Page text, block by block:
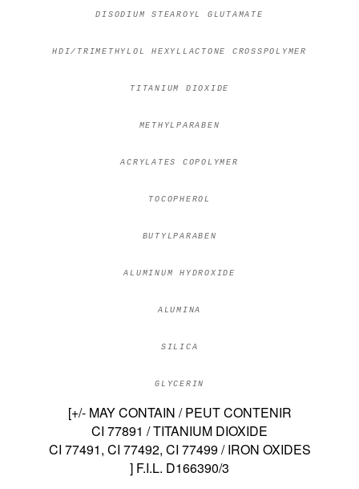
DISODIUM STEAROYL GLUTAMATE
HDI/TRIMETHYLOL HEXYLLACTONE CROSSPOLYMER
TITANIUM DIOXIDE
METHYLPARABEN
ACRYLATES COPOLYMER
TOCOPHEROL
BUTYLPARABEN
ALUMINUM HYDROXIDE
ALUMINA
SILICA
GLYCERIN
[+/- MAY CONTAIN / PEUT CONTENIR
CI 77891 / TITANIUM DIOXIDE
CI 77491, CI 77492, CI 77499 / IRON OXIDES
] F.I.L. D166390/3